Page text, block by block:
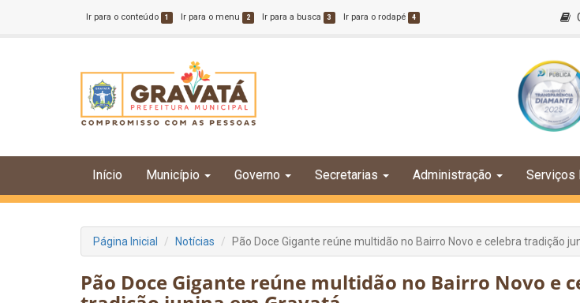
Ir para o conteúdo 1 Ir para o menu 2 Ir para a busca 3 Ir para o rodapé 4
Início Município Governo Secretarias Administração Serviços
Página Inicial Notícias Pão Doce Gigante reúne multidão no Bairro Novo e celebra tradição
Pão Doce Gigante reúne multidão no Bairro Novo e